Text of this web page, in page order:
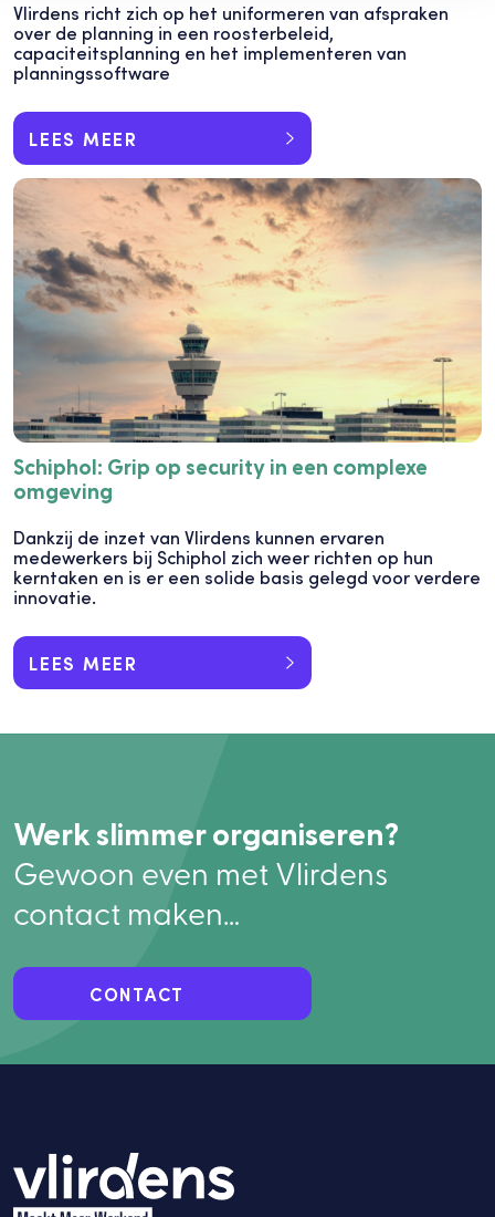
Vlirdens richt zich op het uniformeren van afspraken
over de planning in een roosterbeleid,
capaciteitsplanning en het implementeren van
planningssoftware
LEES MEER
Schiphol: Grip op security in een complexe
omgeving
Dankzij de inzet van Vlirdens kunnen ervaren
medewerkers bij Schiphol zich weer richten op hun
kerntaken en is er een solide basis gelegd voor verdere
innovatie.
LEES MEER
Werk slimmer organiseren?
Gewoon even met Vlirdens
contact maken…
CONTACT